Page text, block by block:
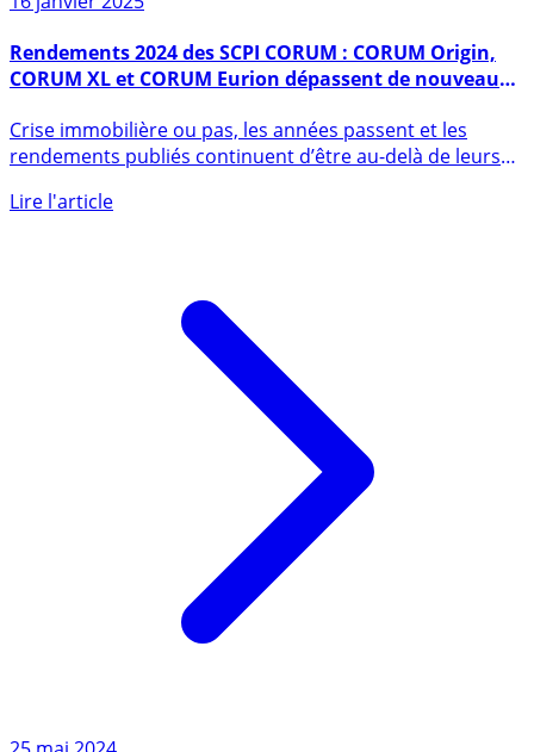
16 janvier 2025
CORUM XL et CORUM Eurion dépassent de nouveau
leurs objectifs
rendements publiés continuent d’être au-delà de leurs